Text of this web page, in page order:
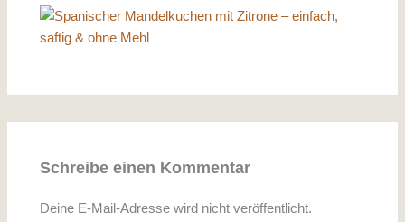
Schreibe einen Kommentar
Deine E-Mail-Adresse wird nicht veröffentlicht.